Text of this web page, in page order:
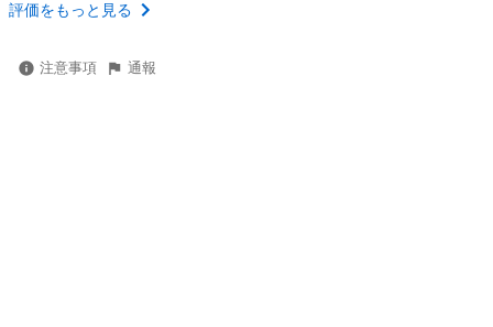
評価をもっと見る
注意事項 通報